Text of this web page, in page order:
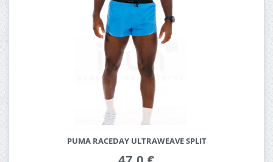
PUMA RACEDAY ULTRAWEAVE SPLIT